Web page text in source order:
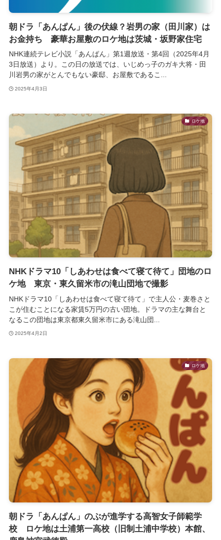
朝ドラ「あんぱん」後の伏線？岩男の家（田川家）は
お金持ち 豪華お屋敷のロケ地は茨城・坂野家住宅
NHK連続テレビ小説「あんぱん」第1週放送・第4回（2025年4月
3日放送）より。この日の放送では、いじめっ子のガキ大将・田
川岩男の家がとんでもない豪邸、お屋敷であるこ...
2025年4月3日
ロケ地
NHKドラマ10「しあわせは食べて寝て待て」団地のロ
ケ地 東京・東久留米市の滝山団地で撮影
NHKドラマ10「しあわせは食べて寝て待て」で主人公・麦巻さと
こが住むことになる家賃5万円の古い団地。ドラマの主な舞台と
なるこの団地は東京都東久留米市にある滝山団...
2025年4月2日
ロケ地
朝ドラ「あんぱん」のぶが進学する高智女子師範学
校 ロケ地は土浦第一高校（旧制土浦中学校）本館、